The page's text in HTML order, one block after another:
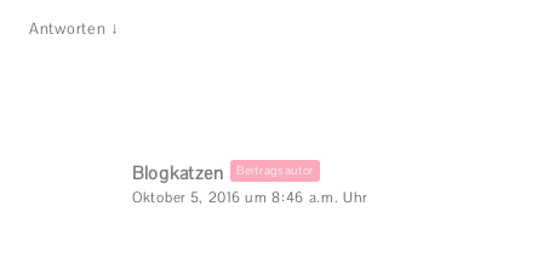
Antworten ↓
Blogkatzen Beitragsautor
Oktober 5, 2016 um 8:46 a.m. Uhr